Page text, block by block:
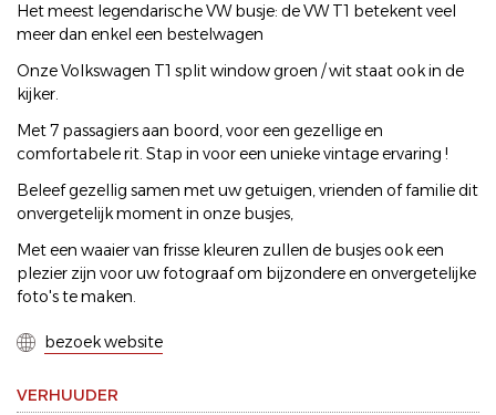
Het meest legendarische VW busje: de VW T1 betekent veel
meer dan enkel een bestelwagen
Onze Volkswagen T1 split window groen / wit staat ook in de
kijker.
Met 7 passagiers aan boord, voor een gezellige en
comfortabele rit. Stap in voor een unieke vintage ervaring !
Beleef gezellig samen met uw getuigen, vrienden of familie dit
onvergetelijk moment in onze busjes,
Met een waaier van frisse kleuren zullen de busjes ook een
plezier zijn voor uw fotograaf om bijzondere en onvergetelijke
foto's te maken.
bezoek website
VERHUUDER